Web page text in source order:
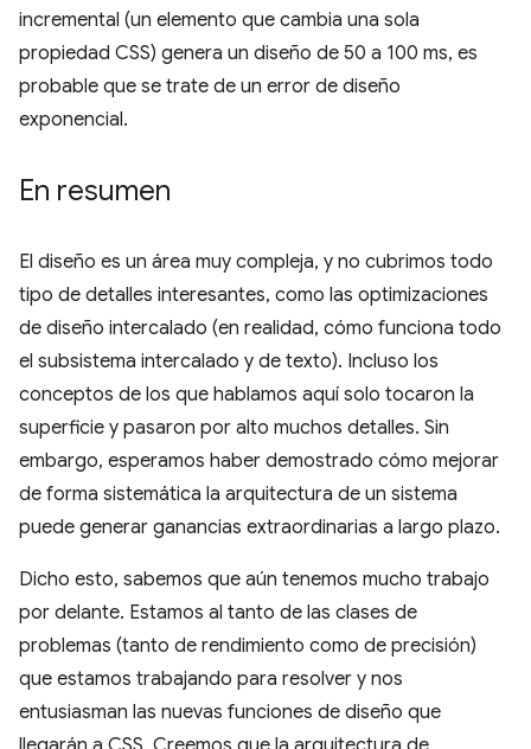
incremental (un elemento que cambia una sola
propiedad CSS) genera un diseño de 50 a 100 ms, es
probable que se trate de un error de diseño
exponencial.
En resumen
El diseño es un área muy compleja, y no cubrimos todo
tipo de detalles interesantes, como las optimizaciones
de diseño intercalado (en realidad, cómo funciona todo
el subsistema intercalado y de texto). Incluso los
conceptos de los que hablamos aquí solo tocaron la
superficie y pasaron por alto muchos detalles. Sin
embargo, esperamos haber demostrado cómo mejorar
de forma sistemática la arquitectura de un sistema
puede generar ganancias extraordinarias a largo plazo.
Dicho esto, sabemos que aún tenemos mucho trabajo
por delante. Estamos al tanto de las clases de
problemas (tanto de rendimiento como de precisión)
que estamos trabajando para resolver y nos
entusiasman las nuevas funciones de diseño que